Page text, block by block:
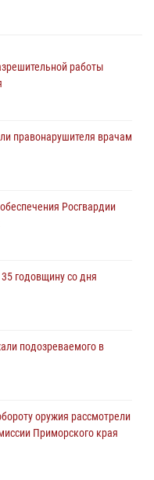
работы
правонарушителя врачам
Росгвардии
годовщину со дня
подозреваемого в
оружия рассмотрели
Приморского края